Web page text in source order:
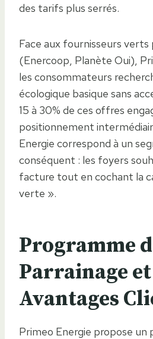
des tarifs plus serrés.
Face aux fournisseurs verts
(Enercoop, Planète Oui),
les consommateurs
écologique basique sans
15 à 30% de ces offres
positionnement
Energie correspond à un
conséquent : les foyers
facture tout en cochant la
verte ».
Programme
Parrainage et
Avantages
Primeo Energie propose un